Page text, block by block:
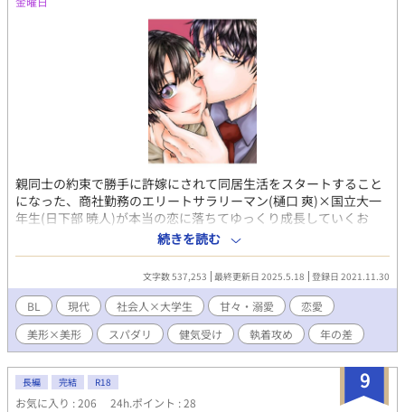
親同士の約束で勝手に許嫁にされて同居生活をスタートすること
になった、商社勤務のエリートサラリーマン(樋口 爽)×国立大一
年生(日下部 暁人)が本当の恋に落ちてゆっくり成長していくお
話。糖度高めの甘々溺愛執着攻めによって、天然で無垢な美少年
受けが徐々に恋と性に目覚めさせられていきます。ハッピーエン
ド至上主義。 スピンオフも掲載しています。 一見チャラ男だけど
一途で苦労人なサラリーマン(和倉 恭介)×毒舌美人のデザイナー
志望大学生(結城 要)のお話。恋愛を諦めた2人が、お互いの過去を
知り傷を埋め合っていきます。 ※こちらの作品はpixivとムーンラ
イトノベルズにも投稿しています。
続きを読む
文字数 537,253 最終更新日 2025.5.18 登録日 2021.11.30
BL 現代 社会人×大学生 甘々・溺愛
恋愛
美形×美形
スパダリ 健気受け 執着攻め 年の差
9
長編 完結 R18
お気に入り : 206 24h.ポイント : 28